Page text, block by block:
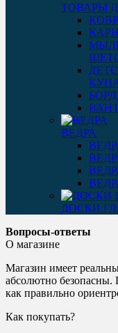
ТОВАРЫ
ВЕДРА
ДОСКИ
Вопросы-ответы
О магазине
Магазин имеет
абсолютно
как правильно
Как покупать?